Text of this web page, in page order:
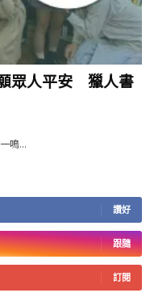
眾人平安 獵人書
鳴...
讚好
跟隨
訂閱